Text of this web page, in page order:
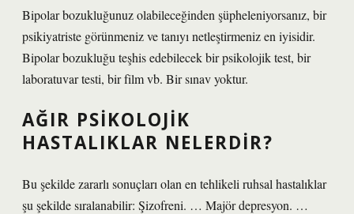
Bipolar bozukluğunuz olabileceğinden şüpheleniyorsanız, bir
psikiyatriste görünmeniz ve tanıyı netleştirmeniz en iyisidir.
Bipolar bozukluğu teşhis edebilecek bir psikolojik test, bir
laboratuvar testi, bir film vb. Bir sınav yoktur.
AĞIR PSIKOLOJIK
HASTALIKLAR NELERDIR?
Bu şekilde zararlı sonuçları olan en tehlikeli ruhsal hastalıklar
şu şekilde sıralanabilir: Şizofreni. … Majör depresyon. …